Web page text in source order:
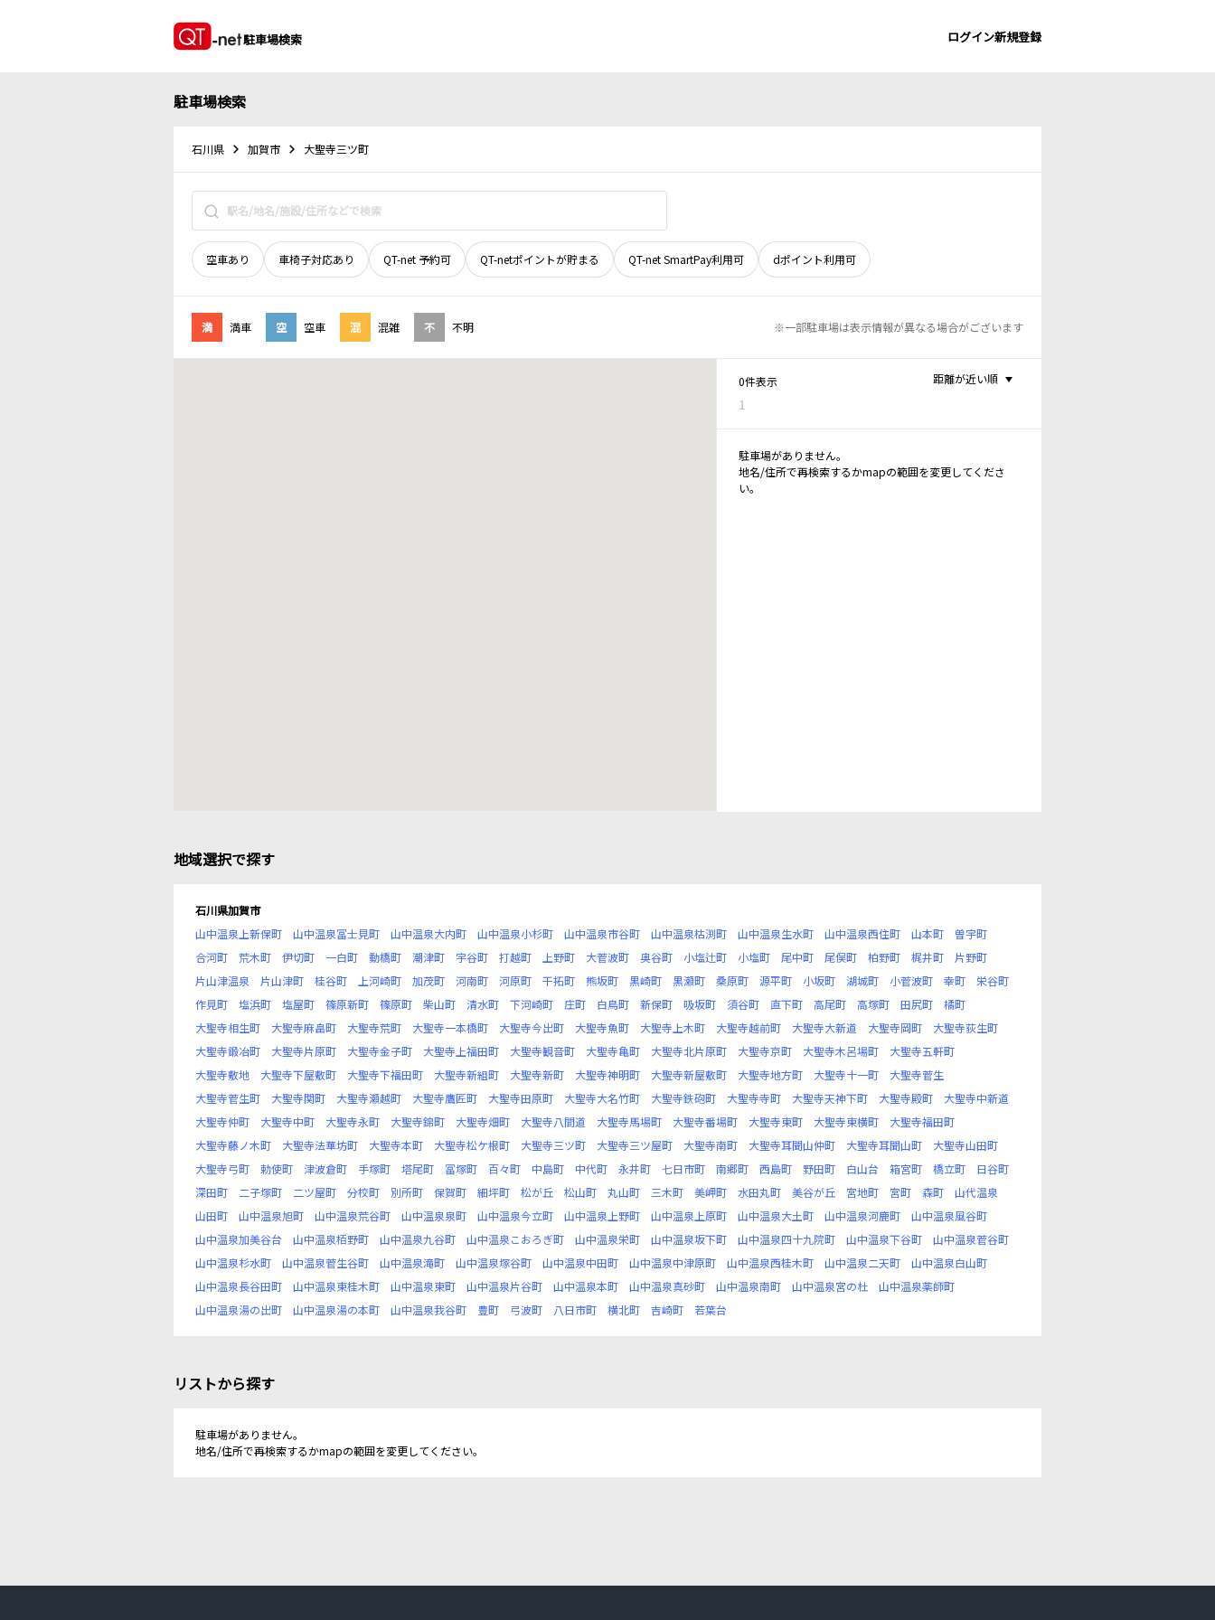
駐車場検索 ログイン新規登録
駐車場検索
石川県 加賀市 大聖寺三ツ町
空車あり 車椅子対応あり QT-net 予約可 QT-netポイントが貯まる QT-net SmartPay利用可 dポイント利用可
満 満車 空 空車 混 混雑 不 不明 ※一部駐車場は表示情報が異なる場合がございます
0件表示
1
距離が近い順
駐車場がありません。
地名/住所で再検索するかmapの範囲を変更してくださ
い。
地域選択で探す
石川県加賀市
山中温泉上新保町
山中温泉冨士見町 山中温泉大内町 山中温泉小杉町 山中温泉市谷町 山中温泉枯渕町 山中温泉生水町 山中温泉西住町 山本町
曽宇町
合河町
荒木町 伊切町 一白町 動橋町 潮津町 宇谷町 打越町 上野町 大菅波町 奥谷町 小塩辻町 小塩町 尾中町 尾俣町 柏野町 梶井町
片野町
片山津温泉
片山津町 桂谷町 上河崎町 加茂町 河南町 河原町 干拓町 熊坂町 黒崎町 黒瀬町 桑原町 源平町 小坂町 湖城町 小菅波町 幸町
栄谷町
作見町
塩浜町 塩屋町 篠原新町 篠原町 柴山町 清水町 下河崎町 庄町 白鳥町 新保町 吸坂町 須谷町 直下町 高尾町 高塚町 田尻町
橘町
大聖寺相生町
大聖寺麻畠町 大聖寺荒町 大聖寺一本橋町 大聖寺今出町 大聖寺魚町 大聖寺上木町 大聖寺越前町 大聖寺大新道 大聖寺岡町
大聖寺荻生町
大聖寺鍛冶町
大聖寺片原町 大聖寺金子町 大聖寺上福田町 大聖寺観音町 大聖寺亀町 大聖寺北片原町 大聖寺京町 大聖寺木呂場町
大聖寺五軒町
大聖寺敷地
大聖寺下屋敷町 大聖寺下福田町 大聖寺新組町 大聖寺新町 大聖寺神明町 大聖寺新屋敷町 大聖寺地方町 大聖寺十一町
大聖寺菅生
大聖寺菅生町
大聖寺関町 大聖寺瀬越町 大聖寺鷹匠町 大聖寺田原町 大聖寺大名竹町 大聖寺鉄砲町 大聖寺寺町 大聖寺天神下町 大聖寺殿町
大聖寺中新道
大聖寺仲町
大聖寺中町 大聖寺永町 大聖寺錦町 大聖寺畑町 大聖寺八間道 大聖寺馬場町 大聖寺番場町 大聖寺東町 大聖寺東横町
大聖寺福田町
大聖寺藤ノ木町
大聖寺法華坊町 大聖寺本町 大聖寺松ケ根町 大聖寺三ツ町 大聖寺三ツ屋町 大聖寺南町 大聖寺耳聞山仲町 大聖寺耳聞山町
大聖寺山田町
大聖寺弓町
勅使町 津波倉町 手塚町 塔尾町 冨塚町 百々町 中島町 中代町 永井町 七日市町 南郷町 西島町 野田町 白山台 箱宮町 橋立町
日谷町
深田町
二子塚町 二ツ屋町 分校町 別所町 保賀町 細坪町 松が丘 松山町 丸山町 三木町 美岬町 水田丸町 美谷が丘 宮地町 宮町 森町
山代温泉
山田町
山中温泉旭町 山中温泉荒谷町 山中温泉泉町 山中温泉今立町 山中温泉上野町 山中温泉上原町 山中温泉大土町 山中温泉河鹿町
山中温泉風谷町
山中温泉加美谷台
山中温泉栢野町 山中温泉九谷町 山中温泉こおろぎ町 山中温泉栄町 山中温泉坂下町 山中温泉四十九院町 山中温泉下谷町
山中温泉菅谷町
山中温泉杉水町
山中温泉菅生谷町 山中温泉滝町 山中温泉塚谷町 山中温泉中田町 山中温泉中津原町 山中温泉西桂木町 山中温泉二天町
山中温泉白山町
山中温泉長谷田町
山中温泉東桂木町 山中温泉東町 山中温泉片谷町 山中温泉本町 山中温泉真砂町 山中温泉南町 山中温泉宮の杜
山中温泉薬師町
山中温泉湯の出町
山中温泉湯の本町 山中温泉我谷町 豊町 弓波町 八日市町 横北町 吉崎町 若葉台
リストから探す
駐車場がありません。
地名/住所で再検索するかmapの範囲を変更してください。